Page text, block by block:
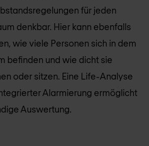
für jeden
denkbar. Hier kann ebenfalls
wie viele Personen sich in dem
befinden und wie dicht sie
oder sitzen. Eine Life-Analyse
Alarmierung ermöglicht
Auswertung.